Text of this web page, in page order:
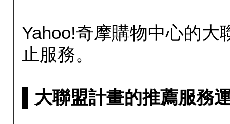
Yahoo!奇摩購物中心的大
止服務。
▌大聯盟計畫的推薦服務